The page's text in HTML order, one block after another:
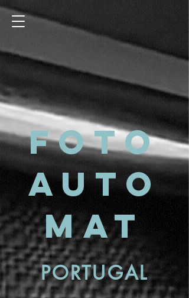
FOTO
AUTO
MAT
PORTUGAL